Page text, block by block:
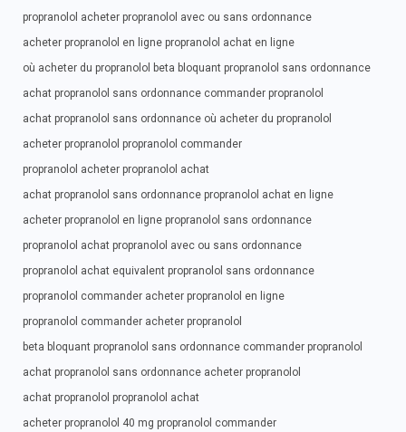
propranolol acheter propranolol avec ou sans ordonnance
acheter propranolol en ligne propranolol achat en ligne
où acheter du propranolol beta bloquant propranolol sans ordonnance
achat propranolol sans ordonnance commander propranolol
achat propranolol sans ordonnance où acheter du propranolol
acheter propranolol propranolol commander
propranolol acheter propranolol achat
achat propranolol sans ordonnance propranolol achat en ligne
acheter propranolol en ligne propranolol sans ordonnance
propranolol achat propranolol avec ou sans ordonnance
propranolol achat equivalent propranolol sans ordonnance
propranolol commander acheter propranolol en ligne
propranolol commander acheter propranolol
beta bloquant propranolol sans ordonnance commander propranolol
achat propranolol sans ordonnance acheter propranolol
achat propranolol propranolol achat
acheter propranolol 40 mg propranolol commander